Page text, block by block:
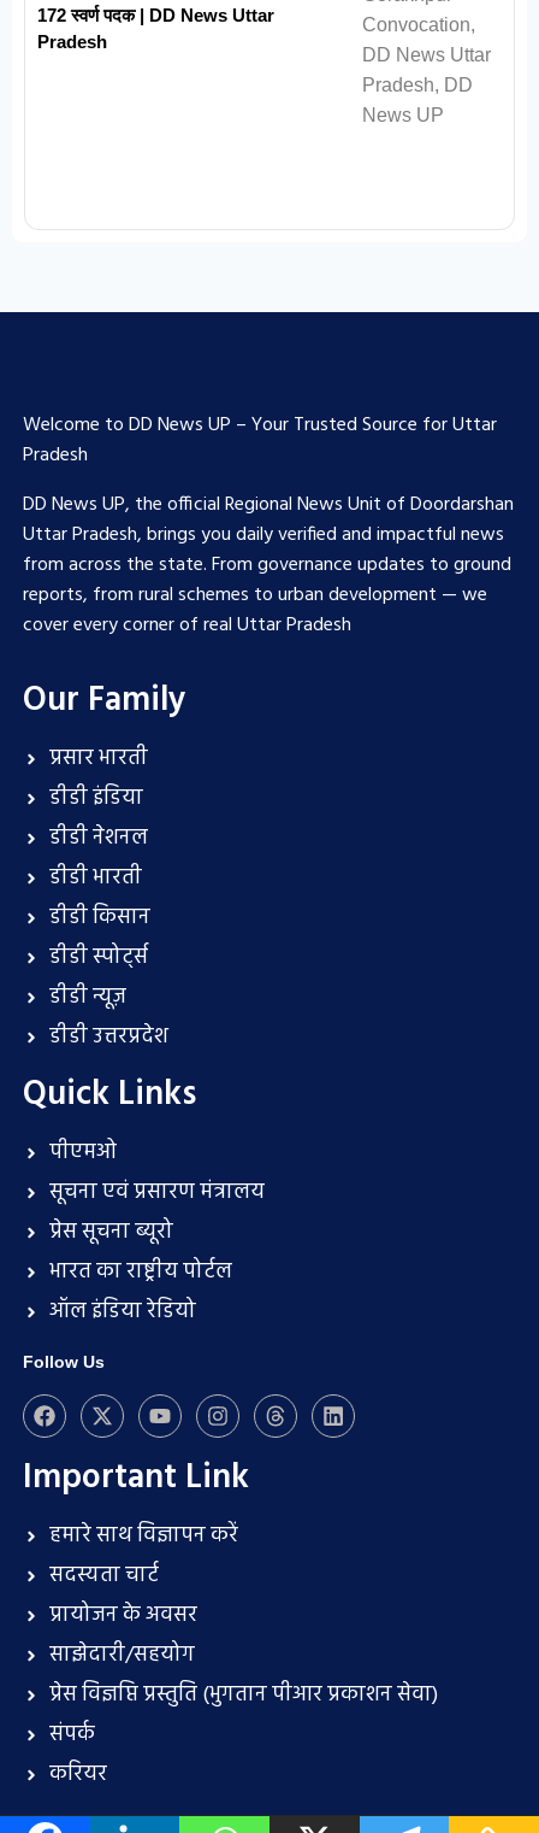
172 स्वर्ण पदक | DD News Uttar
Pradesh
Welcome to DD News UP – Your Trusted Source for Uttar
Pradesh
DD News UP, the official Regional News Unit of Doordarshan
Uttar Pradesh, brings you daily verified and impactful news
from across the state. From governance updates to ground
reports, from rural schemes to urban development — we
cover every corner of real Uttar Pradesh
Our Family
प्रसार भारती
डीडी इंडिया
डीडी नेशनल
डीडी भारती
डीडी किसान
डीडी स्पोर्ट्स
डीडी न्यूज़
डीडी उत्तरप्रदेश
Quick Links
पीएमओ
सूचना एवं प्रसारण मंत्रालय
प्रेस सूचना ब्यूरो
भारत का राष्ट्रीय पोर्टल
ऑल इंडिया रेडियो
Follow Us
Important Link
हमारे साथ विज्ञापन करें
सदस्यता चार्ट
प्रायोजन के अवसर
साझेदारी/सहयोग
प्रेस विज्ञप्ति प्रस्तुति (भुगतान पीआर प्रकाशन सेवा)
संपर्क
करियर